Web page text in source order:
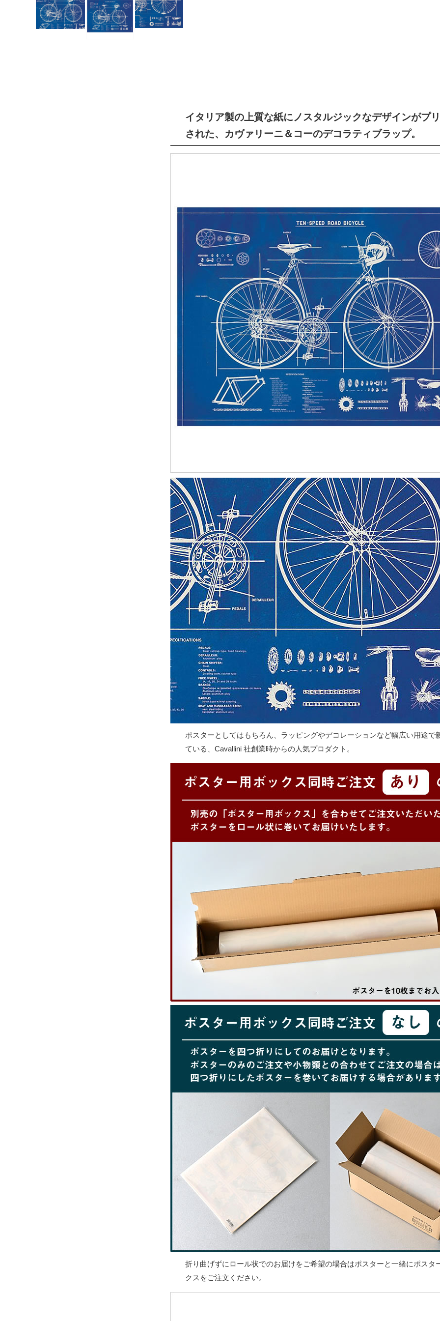
イタリア製の上質な紙にノスタルジックなデザインがプ
された、カヴァリーニ＆コーのデコラティブラップ。
ポスターとしてはもちろん、ラッピングやデコレーションなど幅広い用途で
ている、Cavallini 社創業時からの人気プロダクト。
折り曲げずにロール状でのお届けをご希望の場合はポスターと一緒にポスタ
クスをご注文ください。